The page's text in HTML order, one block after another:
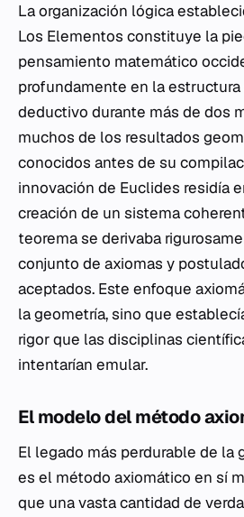
La organización lógica
Los Elementos constituye la
pensamiento matemático
profundamente en la
deductivo durante más de dos
muchos de los resultados
conocidos antes de su
innovación de Euclides residía
creación de un sistema
teorema se derivaba
conjunto de axiomas y
aceptados. Este enfoque
la geometría, sino que
rigor que las disciplinas
intentarían emular.
El modelo del método
El legado más perdurable de la
es el método axiomático en sí
que una vasta cantidad de